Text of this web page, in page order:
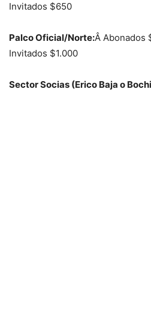
Invitados $650
Palco Oficial/Norte:Â Abonados
Invitados $1.000
Sector Socias (Erico Baja o